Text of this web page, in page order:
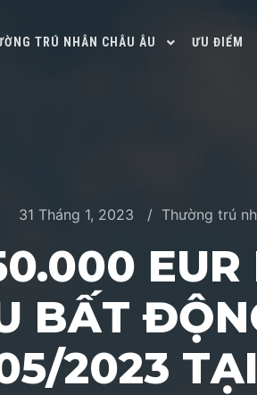
TRÚ NHÂN CHÂU ÂU ƯU ĐIỂM
31 Tháng 1, 2023 Thường trú
EUR
BẤT
2023